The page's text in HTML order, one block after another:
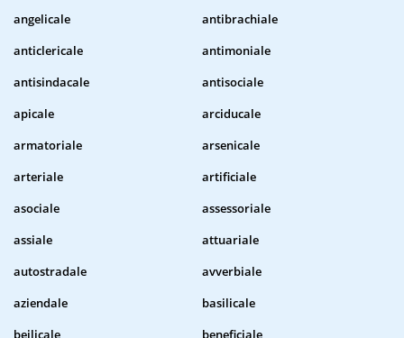
angelicale
antibrachiale
anticlericale
antimoniale
antisindacale
antisociale
apicale
arciducale
armatoriale
arsenicale
arteriale
artificiale
asociale
assessoriale
assiale
attuariale
autostradale
avverbiale
aziendale
basilicale
beilicale
beneficiale